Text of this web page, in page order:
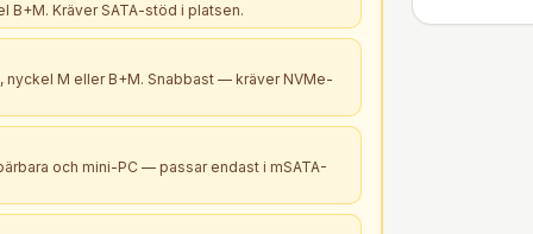
B+M. Kräver SATA-stöd i platsen.
nyckel M eller B+M. Snabbast — kräver NVMe-
och mini-PC — passar endast i mSATA-